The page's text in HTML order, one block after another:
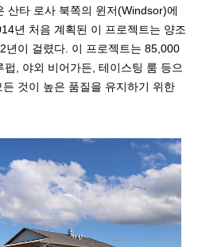
산타 로사 북쪽의 윈저(Windsor)에
년 처음 계획된 이 프로젝트는 양조
년이 걸렸다. 이 프로젝트는 85,000
, 야외 비어가든, 테이스팅 룸 등으
것이 높은 품질을 유지하기 위한